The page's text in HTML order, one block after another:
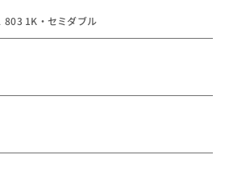
口は171,307人です。
スが良いです。東京方面は葛西、東
803 1K・セミダブル